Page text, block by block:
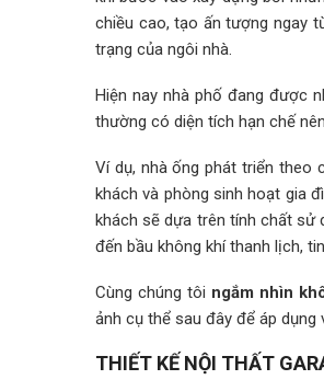
chiều cao, tạo ấn tượng ngay
trạng của ngôi nhà.
Hiện nay nhà phố đang được
thường có diện tích hạn chế
Ví dụ, nhà ống phát triển theo
khách và phòng sinh hoạt gia
khách sẽ dựa trên tính chất sử
đến bầu không khí thanh lịch,
Cùng chúng tôi ngắm nhìn
ảnh cụ thể sau đây để áp
THIẾT KẾ NỘI THẤT